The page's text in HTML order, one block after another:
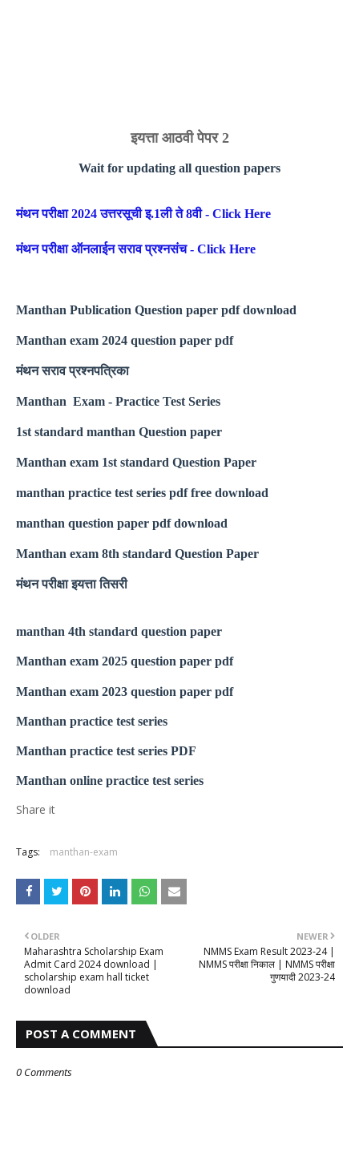
इयत्ता आठवी पेपर 2
Wait for updating all question papers
मंथन परीक्षा 2024 उत्तरसूची इ.1ली ते 8वी - Click Here
मंथन परीक्षा ऑनलाईन सराव प्रश्नसंच - Click Here
Manthan Publication Question paper pdf download
Manthan exam 2024 question paper pdf
मंथन सराव प्रश्नपत्रिका
Manthan Exam - Practice Test Series
1st standard manthan Question paper
Manthan exam 1st standard Question Paper
manthan practice test series pdf free download
manthan question paper pdf download
Manthan exam 8th standard Question Paper
मंथन परीक्षा इयत्ता तिसरी
manthan 4th standard question paper
Manthan exam 2025 question paper pdf
Manthan exam 2023 question paper pdf
Manthan practice test series
Manthan practice test series PDF
Manthan online practice test series
Share it
Tags: manthan-exam
NEWER
NMMS Exam Result 2023-24 |
NMMS परीक्षा निकाल | NMMS परीक्षा
गुणयादी 2023-24
OLDER
Maharashtra Scholarship Exam
Admit Card 2024 download |
scholarship exam hall ticket
download
POST A COMMENT
0 Comments